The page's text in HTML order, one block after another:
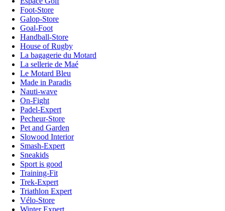
Foot-Store
Galop-Store
Goal-Foot
Handball-Store
House of Rugby
La bagagerie du Motard
La sellerie de Maé
Le Motard Bleu
Made in Paradis
Nauti-wave
On-Fight
Padel-Expert
Pecheur-Store
Pet and Garden
Slowood Interior
Smash-Expert
Sneakids
Sport is good
Training-Fit
Trek-Expert
Triathlon Expert
Vélo-Store
Winter Expert